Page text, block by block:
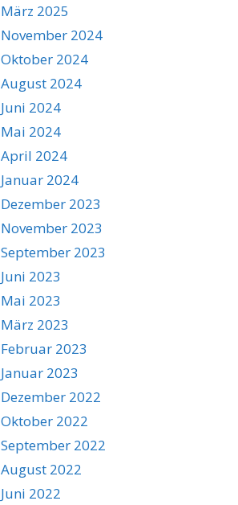
März 2025
November 2024
Oktober 2024
August 2024
Juni 2024
Mai 2024
April 2024
Januar 2024
Dezember 2023
November 2023
September 2023
Juni 2023
Mai 2023
März 2023
Februar 2023
Januar 2023
Dezember 2022
Oktober 2022
September 2022
August 2022
Juni 2022